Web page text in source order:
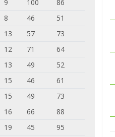
9 100
86
8 46
51
13 57
73
12 71
64
13 49
52
15 46
61
15 49
73
16 66
88
19 45
95